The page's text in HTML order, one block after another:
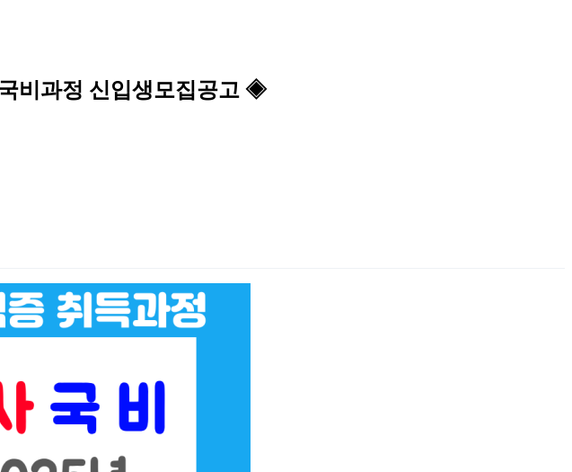
비과정 신입생모집공고 ◈